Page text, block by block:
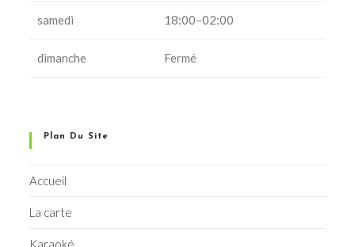
samedi 18:00–02:00
dimanche Fermé
Plan Du Site
Accueil
La carte
Karaoké